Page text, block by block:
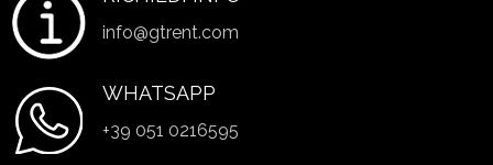
info@gtrent.com
WHATSAPP
+39 051 0216595